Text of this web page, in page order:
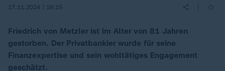
17.11.2024 | 16:15
Friedrich von Metzler ist im Alter von 81 Jahren
gestorben. Der Privatbankier wurde für seine
Finanzexpertise und sein wohltätiges Engagement
geschätzt.